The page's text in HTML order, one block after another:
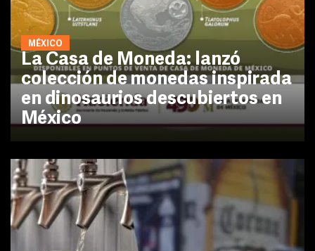
MÉXICO
La Casa de Moneda: lanzó
colección de monedas inspirada
en dinosaurios descubiertos en
México